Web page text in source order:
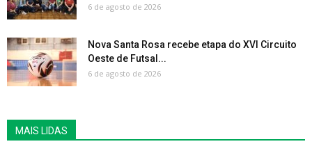
6 de agosto de 2026
Nova Santa Rosa recebe etapa do XVI Circuito
Oeste de Futsal...
6 de agosto de 2026
MAIS LIDAS